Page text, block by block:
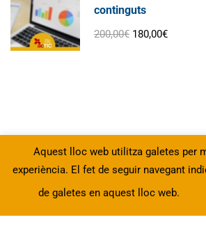
continguts
200,00€ 180,00€
Aquest lloc web utilitza galetes per
experiència. El fet de seguir navegant
de galetes en aquest lloc web.